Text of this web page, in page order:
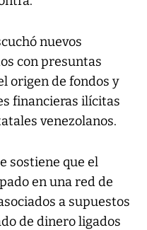
nuevos
con presuntas
origen de fondos y
financieras ilícitas
venezolanos.
sostiene que el
en una red de
a supuestos
de dinero ligados